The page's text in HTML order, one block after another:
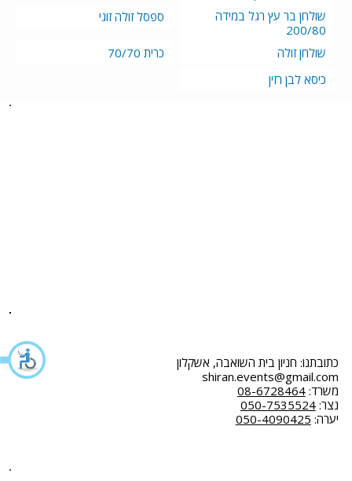
שולחן בר עץ רגל במידה
200/80
ספסל זולה זוגי
שולחן זולה
כרית 70/70
כיסא לבן רזין
כתובתנו: חניון בית השואבה, אשקלון
shiran.events@gmail.com
משרד:08-6728464
נצר:050-7535524
יערה: 050-4090425